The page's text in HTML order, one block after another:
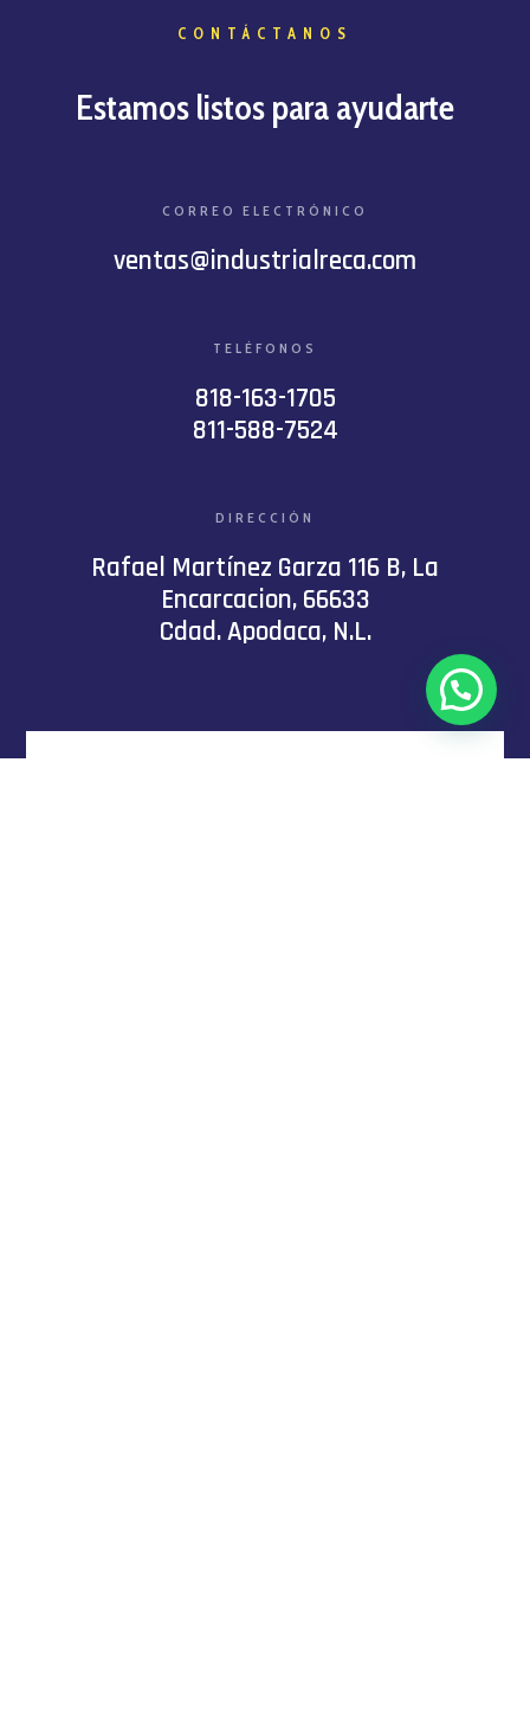
CONTÁCTANOS
Estamos listos para ayudarte
CORREO ELECTRÓNICO
ventas@industrialreca.com
TELÉFONOS
818-163-1705
811-588-7524
DIRECCIÓN
Rafael Martínez Garza 116 B, La
Encarcacion, 66633
Cdad. Apodaca, N.L.